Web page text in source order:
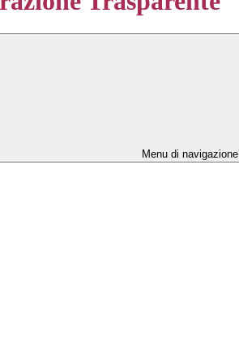
Menu di navigazione